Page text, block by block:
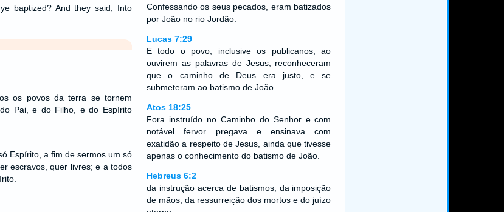
baptized? And they said, Into
os povos da terra se tornem
Pai, e do Filho, e do Espírito
Espírito, a fim de sermos um só
escravos, quer livres; e a todos
Confessando os seus pecados, eram batizados
por João no rio Jordão.
Lucas 7:29
E todo o povo, inclusive os publicanos, ao
ouvirem as palavras de Jesus, reconheceram
que o caminho de Deus era justo, e se
submeteram ao batismo de João.
Atos 18:25
Fora instruído no Caminho do Senhor e com
notável fervor pregava e ensinava com
exatidão a respeito de Jesus, ainda que tivesse
apenas o conhecimento do batismo de João.
Hebreus 6:2
da instrução acerca de batismos, da imposição
de mãos, da ressurreição dos mortos e do juízo